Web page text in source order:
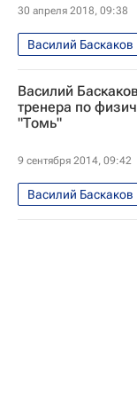
30 апреля 2018, 09:38
Василий Баскаков
тренерские
Первая лига
Василий
тренера по
"Томь"
9 сентября 2014, 09:42
Василий Баскаков
Первая лига